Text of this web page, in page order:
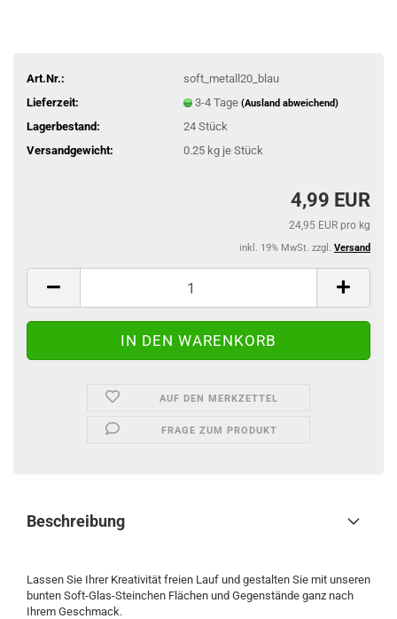
Art.Nr.:
soft_metall20_blau
Lieferzeit:
3-4 Tage (Ausland abweichend)
Lagerbestand: 24 Stück
Versandgewicht:
0.25kg je Stück
4,99 EUR
24,95 EUR pro kg
inkl. 19% MwSt. zzgl. Versand
AUF DEN MERKZETTEL
FRAGE ZUM PRODUKT
Beschreibung
Lassen Sie Ihrer Kreativität freien Lauf und gestalten Sie mit unseren
bunten Soft-Glas-Steinchen Flächen und Gegenstände ganz nach
Ihrem Geschmack.